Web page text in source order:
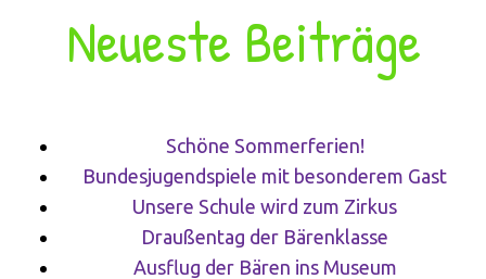
Neueste Beiträge
Schöne Sommerferien!
Bundesjugendspiele mit besonderem Gast
Unsere Schule wird zum Zirkus
Draußentag der Bärenklasse
Ausflug der Bären ins Museum